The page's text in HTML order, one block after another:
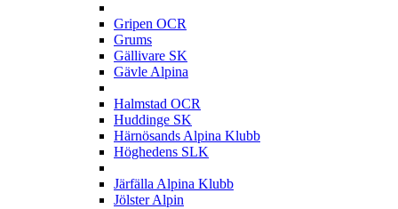
Gripen OCR
Grums
Gällivare SK
Gävle Alpina
Halmstad OCR
Huddinge SK
Härnösands Alpina Klubb
Höghedens SLK
Järfälla Alpina Klubb
Jölster Alpin